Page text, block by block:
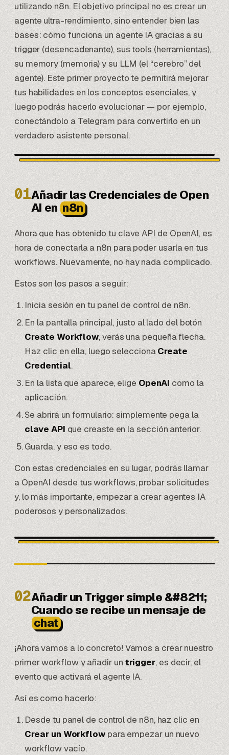
utilizando n8n. El objetivo principal no es crear un
agente ultra-rendimiento, sino entender bien las
bases: cómo funciona un agente IA gracias a su
trigger (desencadenante), sus tools (herramientas),
su memory (memoria) y su LLM (el “cerebro” del
agente). Este primer proyecto te permitirá mejorar
tus habilidades en los conceptos esenciales, y
luego podrás hacerlo evolucionar — por ejemplo,
conectándolo a Telegram para convertirlo en un
verdadero asistente personal.
01Añadir las Credenciales de Open
AI en n8n
Ahora que has obtenido tu clave API de OpenAI, es
hora de conectarla a n8n para poder usarla en tus
workflows. Nuevamente, no hay nada complicado.
Estos son los pasos a seguir:
Inicia sesión en tu panel de control de n8n.
En la pantalla principal, justo al lado del botón
Create Workflow, verás una pequeña flecha.
Haz clic en ella, luego seleccionaCreate
Credential.
En la lista que aparece, elige OpenAI como la
aplicación.
Se abrirá un formulario: simplemente pega la
clave API que creaste en la sección anterior.
Guarda, y eso es todo.
Con estas credenciales en su lugar, podrás llamar
a OpenAI desde tus workflows, probar solicitudes
y, lo más importante, empezar a crear agentes IA
poderosos y personalizados.
02Añadir un Trigger simple &#8211;
Cuando se recibe un mensaje de
chat
¡Ahora vamos a lo concreto! Vamos a crear nuestro
primer workflow y añadir untrigger, es decir, el
evento que activará el agente IA.
Así es como hacerlo:
Desde tu panel de control de n8n, haz clic en
Crear un Workflowpara empezar un nuevo
workflow vacío.